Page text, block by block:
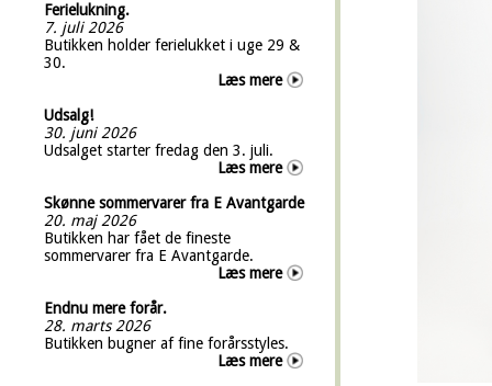
Ferielukning.
7. juli 2026
Butikken holder ferielukket i uge 29 &
30.
Læs mere
Udsalg!
30. juni 2026
Udsalget starter fredag den 3. juli.
Læs mere
Skønne sommervarer fra E Avantgarde
20. maj 2026
Butikken har fået de fineste
sommervarer fra E Avantgarde.
Læs mere
Endnu mere forår.
28. marts 2026
Butikken bugner af fine forårsstyles.
Læs mere